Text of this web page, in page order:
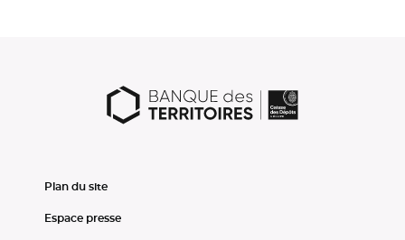
Plan du site
Espace presse